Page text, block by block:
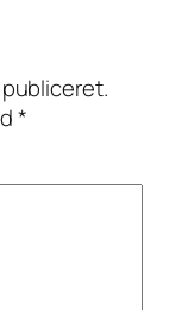
*